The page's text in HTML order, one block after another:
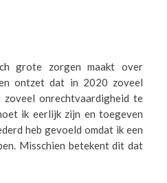
grote zorgen maakt over
ontzet dat in 2020 zoveel
onrechtvaardigheid te
ik eerlijk zijn en toegeven
heb gevoeld omdat ik een
Misschien betekent dit dat